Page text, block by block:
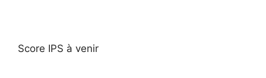
Score IPS à venir